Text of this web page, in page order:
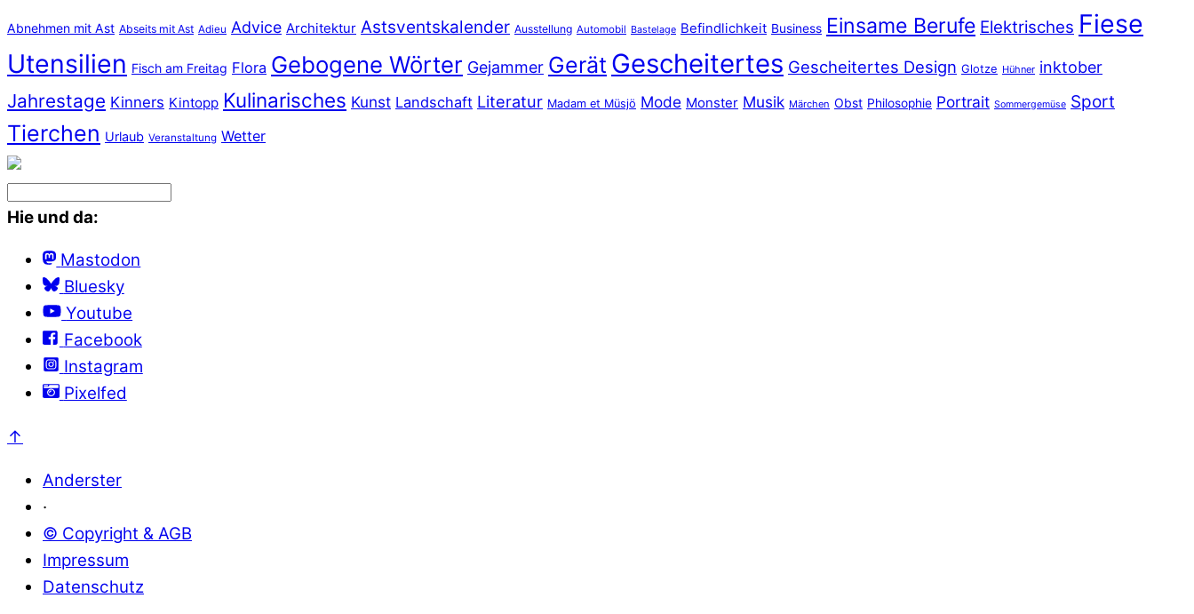
Abnehmen mit Ast Abseits mit Ast Adieu Advice Architektur Astsventskalender Ausstellung Automobil Bastelage Befindlichkeit Business Einsame Berufe Elektrisches Fiese
Utensilien Fisch am Freitag Flora Gebogene Wörter Gejammer Gerät Gescheitertes Gescheitertes Design Glotze Hühner inktober
Jahrestage Kinners Kintopp Kulinarisches Kunst Landschaft Literatur Madam et Müsjö Mode Monster Musik Märchen Obst Philosophie Portrait Sommergemüse Sport
Tierchen Urlaub Veranstaltung Wetter
Hie und da:
Mastodon
Bluesky
Youtube
Facebook
Instagram
Pixelfed
↑
Anderster
·
© Copyright & AGB
Impressum
Datenschutz